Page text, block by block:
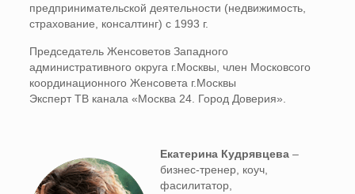
предпринимательской деятельности (недвижимость,
страхование, консалтинг) с 1993 г.
Председатель Женсоветов Западного
административного округа г.Москвы, член Московсого
координационного Женсовета г.Москвы
Эксперт ТВ канала «Москва 24. Город Доверия».
Екатерина Кудрявцева–
бизнес-тренер, коуч,
фасилитатор,